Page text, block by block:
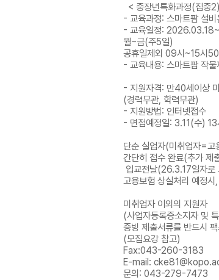
< 중장년특화과정(집중
- 교육과정: 스마트팜 설비
- 교육일정:
월~금(주5일)
공휴일제외 09시~15시
- 교육내용: 스마트팜 작
- 지원자격: 만40세이상
(경력무관, 학력무관)
- 지원방법: 인터넷접수
- 면접예정일: 3.11(수) 13
단순 실업자(미취업자=고
간단히 접수 완료(추가 제
입교전날(26.3.17일자로
고용보험 상실처리 예정
미취업자 이외의 지원자
(사업자등록증소지자 및
증빙 제출서류를 반드시
(모집요강 참고)
Fax:043-260-3183
E-mail:
문의: 043-279-7473